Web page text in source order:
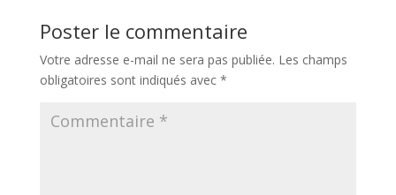
Poster le commentaire
Votre adresse e-mail ne sera pas publiée. Les champs
obligatoires sont indiqués avec *